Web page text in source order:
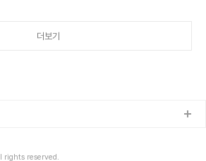
... 그동안 왜 안올랐을까 그리 높지
더보기
rights reserved.